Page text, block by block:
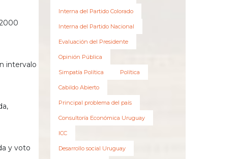
intervalo
y voto
Interna del Partido Colorado
Interna del Partido Nacional
Evaluación del Presidente
Opinión Pública
Simpatía Política Política
Cabildo Abierto
Principal problema del país
Consultoría Económica Uruguay
ICC
Desarrollo social Uruguay